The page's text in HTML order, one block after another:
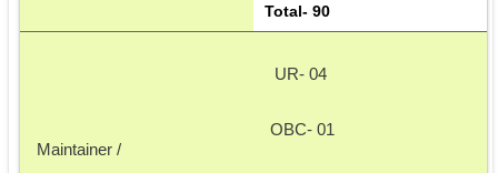
Total- 90
Maintainer /
UR- 04
OBC- 01